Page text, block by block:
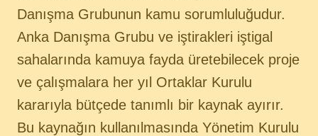
Danışma Grubunun kamu sorumluluğudur.
Anka Danışma Grubu ve iştirakleri iştigal
sahalarında kamuya fayda üretebilecek proje
ve çalışmalara her yıl Ortaklar Kurulu
kararıyla bütçede tanımlı bir kaynak ayırır.
Bu kaynağın kullanılmasında Yönetim Kurulu